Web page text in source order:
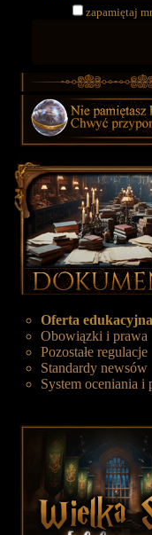
zapamiętaj
Oferta edukacyjna
Obowiązki i prawa
Pozostałe regulacje
Standardy newsów
System oceniania i